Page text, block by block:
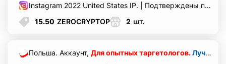
Instagram 2022 United States IP. | Подтверждены по почте, почты в комплекте нету. | 2фа+резервные коды.
15.50 ZEROCRYPTOP 2 шт.
Польша. Аккаунт, Для опытных таргетологов.Лучший аккаунт под работу в долгую